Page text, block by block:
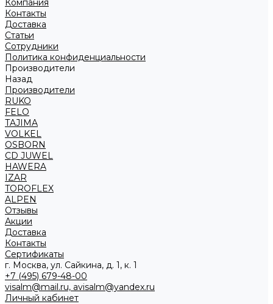
Компания
Контакты
Доставка
Статьи
Сотрудники
Политика конфиденциальности
Производители
Назад
Производители
RUKO
FELO
TAJIMA
VOLKEL
OSBORN
CD JUWEL
HAWERA
IZAR
TOROFLEX
ALPEN
Отзывы
Акции
Доставка
Контакты
Сертификаты
г. Москва, ул. Сайкина, д. 1, к. 1
+7 (495) 679-48-00
visalm@mail.ru, avisalm@yandex.ru
Личный кабинет